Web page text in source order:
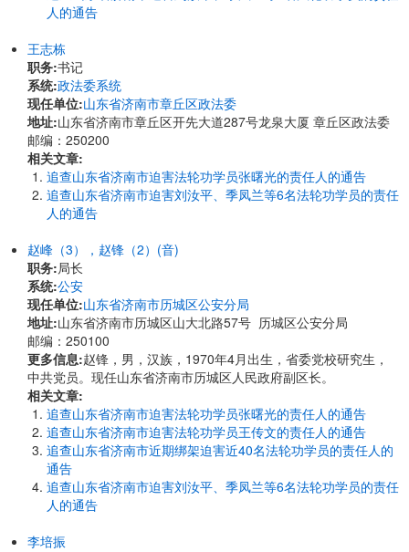
人的通告
王志栋
职务:书记
系统:政法委系统
现任单位:山东省济南市章丘区政法委
地址:山东省济南市章丘区开先大道287号龙泉大厦 章丘区政法委
邮编：250200
相关文章:
追查山东省济南市迫害法轮功学员张曙光的责任人的通告
追查山东省济南市迫害刘汝平、季凤兰等6名法轮功学员的责任
人的通告
赵峰（3），赵锋（2）(音)
职务:局长
系统:公安
现任单位:山东省济南市历城区公安分局
地址:山东省济南市历城区山大北路57号 历城区公安分局
邮编：250100
更多信息:赵锋，男，汉族，1970年4月出生，省委党校研究生，
中共党员。现任山东省济南市历城区人民政府副区长。
相关文章:
追查山东省济南市迫害法轮功学员张曙光的责任人的通告
追查山东省济南市迫害法轮功学员王传文的责任人的通告
追查山东省济南市近期绑架迫害近40名法轮功学员的责任人的
通告
追查山东省济南市迫害刘汝平、季凤兰等6名法轮功学员的责任
人的通告
李培振